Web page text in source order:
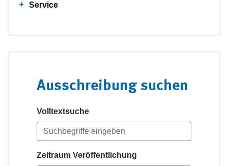
Service
Ausschreibung suchen
Volltextsuche
Zeitraum Veröffentlichung